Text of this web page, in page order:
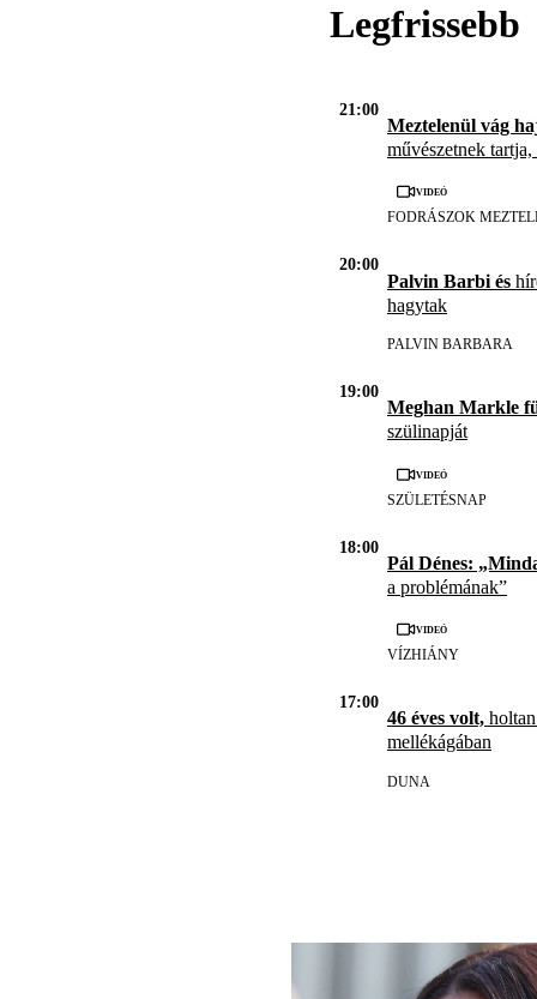
Legfrissebb
21:00
Meztelenül vág
művészetnek
Videó
FODRÁSZOK
20:00
Palvin Barbi és
hagytak
PALVIN BARBARA
19:00
Meghan Markle
szülinapját
Videó
SZÜLETÉSNAP
18:00
Pál Dénes:
a problémának”
Videó
VÍZHIÁNY
17:00
46 éves volt,
mellékágában
DUNA